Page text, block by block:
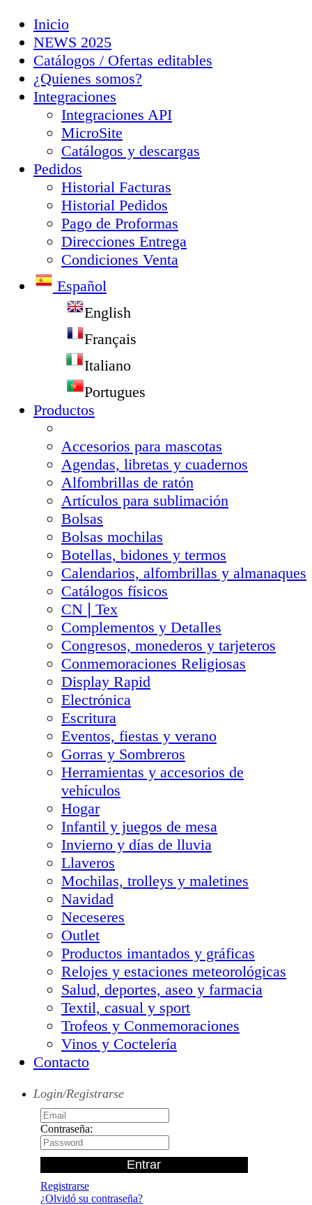
Inicio
NEWS 2025
Catálogos / Ofertas editables
¿Quienes somos?
Integraciones
Integraciones API
MicroSite
Catálogos y descargas
Pedidos
Historial Facturas
Historial Pedidos
Pago de Proformas
Direcciones Entrega
Condiciones Venta
Español
English
Français
Italiano
Portugues
Productos
Accesorios para mascotas
Agendas, libretas y cuadernos
Alfombrillas de ratón
Artículos para sublimación
Bolsas
Bolsas mochilas
Botellas, bidones y termos
Calendarios, alfombrillas y almanaques
Catálogos físicos
CN❘Tex
Complementos y Detalles
Congresos, monederos y tarjeteros
Conmemoraciones Religiosas
Display Rapid
Electrónica
Escritura
Eventos, fiestas y verano
Gorras y Sombreros
Herramientas y accesorios de
vehículos
Hogar
Infantil y juegos de mesa
Invierno y días de lluvia
Llaveros
Mochilas, trolleys y maletines
Navidad
Neceseres
Outlet
Productos imantados y gráficas
Relojes y estaciones meteorológicas
Salud, deportes, aseo y farmacia
Textil, casual y sport
Trofeos y Conmemoraciones
Vinos y Coctelería
Contacto
Login/Registrarse
Contraseña:
Registrarse
¿Olvidó su contraseña?